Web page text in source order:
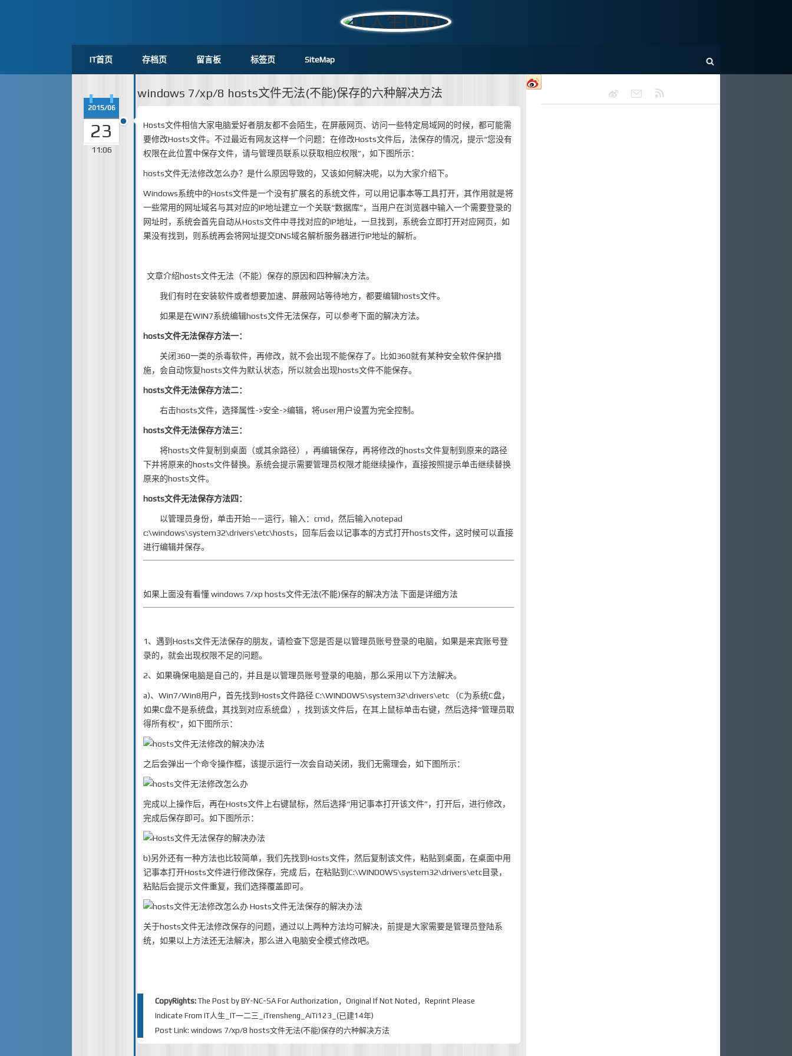
IT首页 存档页 留言板 标签页 SiteMap
windows 7/xp/8 hosts文件无法(不能)保存的六种解决方法
2015/06
23
11:06
Hosts文件相信大家电脑爱好者朋友都不会陌生，在屏蔽网页、访问一些特定局域网的时候，都可能需
要修改Hosts文件。不过最近有网友这样一个问题：在修改Hosts文件后，法保存的情况，提示“您没有
权限在此位置中保存文件，请与管理员联系以获取相应权限”，如下图所示：
hosts文件无法修改怎么办？是什么原因导致的，又该如何解决呢，以为大家介绍下。
Windows系统中的Hosts文件是一个没有扩展名的系统文件，可以用记事本等工具打开，其作用就是将
一些常用的网址域名与其对应的IP地址建立一个关联“数据库”，当用户在浏览器中输入一个需要登录的
网址时，系统会首先自动从Hosts文件中寻找对应的IP地址，一旦找到，系统会立即打开对应网页，如
果没有找到，则系统再会将网址提交DNS域名解析服务器进行IP地址的解析。
文章介绍hosts文件无法（不能）保存的原因和四种解决方法。
我们有时在安装软件或者想要加速、屏蔽网站等待地方，都要编辑hosts文件。
如果是在WIN7系统编辑hosts文件无法保存，可以参考下面的解决方法。
hosts文件无法保存方法一：
关闭360一类的杀毒软件，再修改，就不会出现不能保存了。比如360就有某种安全软件保护措
施，会自动恢复hosts文件为默认状态，所以就会出现hosts文件不能保存。
hosts文件无法保存方法二：
右击hosts文件，选择属性->安全->编辑，将user用户设置为完全控制。
hosts文件无法保存方法三：
将hosts文件复制到桌面（或其余路径），再编辑保存，再将修改的hosts文件复制到原来的路径
下并将原来的hosts文件替换。系统会提示需要管理员权限才能继续操作，直接按照提示单击继续替换
原来的hosts文件。
hosts文件无法保存方法四：
以管理员身份，单击开始——运行，输入：cmd，然后输入notepad
c:\windows\system32\drivers\etc\hosts，回车后会以记事本的方式打开hosts文件，这时候可以直接
进行编辑并保存。
如果上面没有看懂 windows 7/xp hosts文件无法(不能)保存的解决方法 下面是详细方法
1、遇到Hosts文件无法保存的朋友，请检查下您是否是以管理员账号登录的电脑，如果是来宾账号登
录的，就会出现权限不足的问题。
2、如果确保电脑是自己的，并且是以管理员账号登录的电脑，那么采用以下方法解决。
a)、Win7/Win8用户，首先找到Hosts文件路径 C:\WINDOWS\system32\drivers\etc （C为系统C盘，
如果C盘不是系统盘，其找到对应系统盘），找到该文件后，在其上鼠标单击右键，然后选择“管理员取
得所有权”，如下图所示：
之后会弹出一个命令操作框，该提示运行一次会自动关闭，我们无需理会，如下图所示：
完成以上操作后，再在Hosts文件上右键鼠标，然后选择“用记事本打开该文件”，打开后，进行修改，
完成后保存即可。如下图所示：
b)另外还有一种方法也比较简单，我们先找到Hosts文件，然后复制该文件，粘贴到桌面，在桌面中用
记事本打开Hosts文件进行修改保存，完成 后，在粘贴到C:\WINDOWS\system32\drivers\etc目录，
粘贴后会提示文件重复，我们选择覆盖即可。
关于hosts文件无法修改保存的问题，通过以上两种方法均可解决，前提是大家需要是管理员登陆系
统，如果以上方法还无法解决，那么进入电脑安全模式修改吧。
CopyRights:The Post byBY-NC-SA For Authorization，Original If Not Noted，Reprint Please
Indicate FromIT人生_IT一二三_iTrensheng_AiTi123_(已建14年)
Post Link:windows 7/xp/8 hosts文件无法(不能)保存的六种解决方法